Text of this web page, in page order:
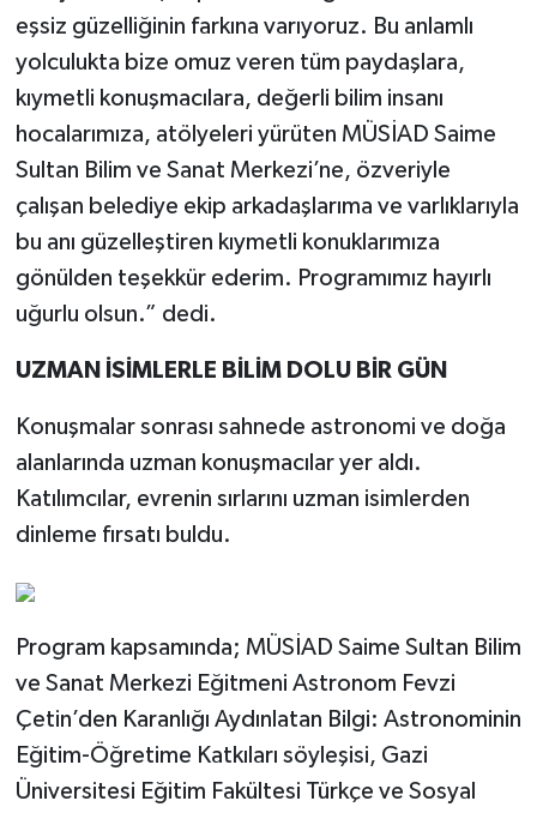
eşsiz güzelliğinin farkına varıyoruz. Bu anlamlı
yolculukta bize omuz veren tüm paydaşlara,
kıymetli konuşmacılara, değerli bilim insanı
hocalarımıza, atölyeleri yürüten MÜSİAD Saime
Sultan Bilim ve Sanat Merkezi’ne, özveriyle
çalışan belediye ekip arkadaşlarıma ve varlıklarıyla
bu anı güzelleştiren kıymetli konuklarımıza
gönülden teşekkür ederim. Programımız hayırlı
uğurlu olsun.” dedi.
UZMAN İSİMLERLE BİLİM DOLU BİR GÜN
Konuşmalar sonrası sahnede astronomi ve doğa
alanlarında uzman konuşmacılar yer aldı.
Katılımcılar, evrenin sırlarını uzman isimlerden
dinleme fırsatı buldu.
Program kapsamında; MÜSİAD Saime Sultan Bilim
ve Sanat Merkezi Eğitmeni Astronom Fevzi
Çetin’den Karanlığı Aydınlatan Bilgi: Astronominin
Eğitim-Öğretime Katkıları söyleşisi, Gazi
Üniversitesi Eğitim Fakültesi Türkçe ve Sosyal